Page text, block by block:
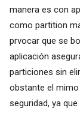
manera es con
como partition
prvocar que se
aplicación
particiones sin
obstante el
seguridad, ya